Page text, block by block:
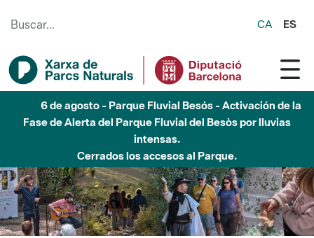
CA ES
6 de agosto - Parque Fluvial Besós - Activación de la
Fase de Alerta del Parque Fluvial del Besòs por lluvias
intensas.
Cerrados los accesos al Parque.